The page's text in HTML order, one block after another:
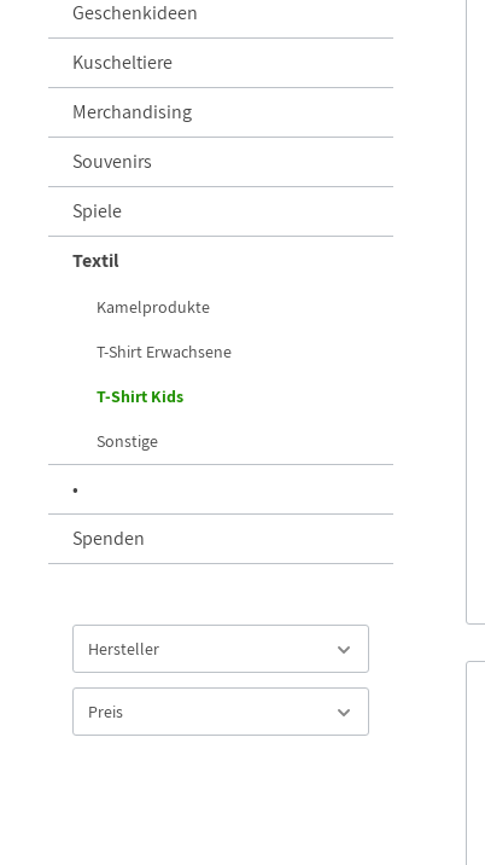
Geschenkideen
Kuscheltiere
Merchandising
Souvenirs
Spiele
Textil
Kamelprodukte
T-Shirt Erwachsene
T-Shirt Kids
Sonstige
•
Spenden
Hersteller
Preis